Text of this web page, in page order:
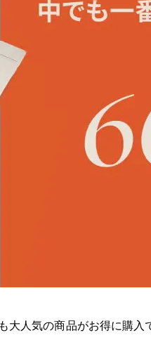
大人気の商品がお得に購入